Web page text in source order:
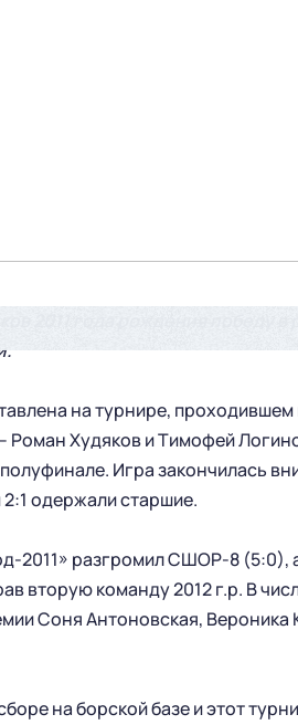
на турнире, проходившем
Худяков и Тимофей
Игра закончилась
одержали старшие.
2011» разгромил СШОР-8 (5:0),
вторую команду 2012 г.р. В
Соня Антоновская, Вероника
на борской базе и этот